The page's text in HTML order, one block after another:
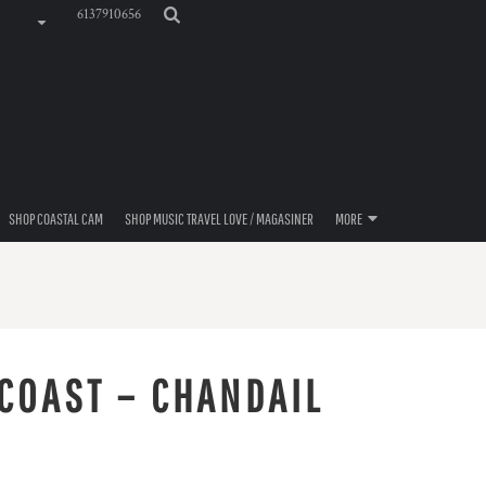
6137910656
SHOP COASTAL CAM SHOP MUSIC TRAVEL LOVE / MAGASINER MORE
– CHANDAIL